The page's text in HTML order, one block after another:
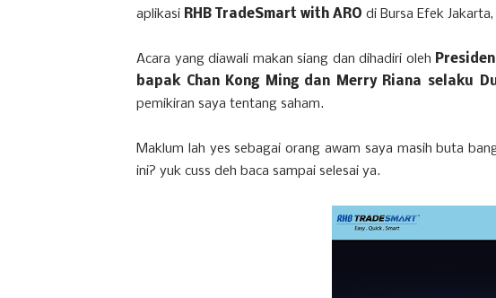
aplikasi RHB TradeSmart with ARO di Bursa Efek
Acara yang diawali makan siang dan dihadiri oleh
bapak Chan Kong Ming dan Merry Riana selaku
pemikiran saya tentang saham.
Maklum lah yes sebagai orang awam saya masih buta
ini? yuk cuss deh baca sampai selesai ya.